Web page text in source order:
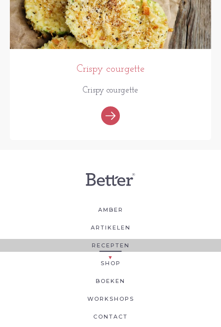
Crispy courgette
Crispy courgette
AMBER
ARTIKELEN
RECEPTEN
SHOP
BOEKEN
WORKSHOPS
CONTACT